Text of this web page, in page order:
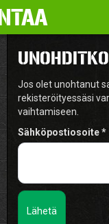
Jos olet unohtanut
rekisteröityessäsi
vaihtamiseen.
Sähköpostiosoite
Lähetä